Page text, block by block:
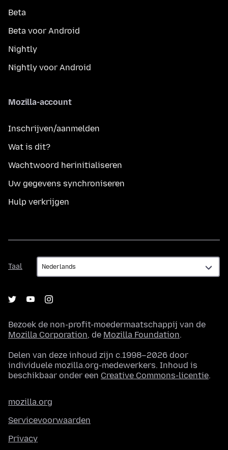
Beta
Beta voor Android
Nightly
Nightly voor Android
Mozilla-account
Inschrijven/aanmelden
Wat is dit?
Wachtwoord herinitialiseren
Uw gegevens synchroniseren
Hulp verkrijgen
Taal
Taal
Bezoek de non-profit-moedermaatschappij van de
Mozilla Corporation, de Mozilla Foundation.
Delen van deze inhoud zijn c.1998–2026 door
individuele mozilla.org-medewerkers. Inhoud is
beschikbaar onder een Creative Commons-licentie.
mozilla.org
Servicevoorwaarden
Privacy